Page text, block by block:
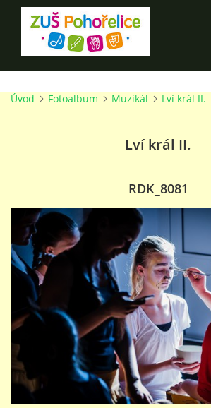
ÚVOD
100 LET ZUŠ POHOŘELICE
O ŠKOLE
PRO RODIČE
TALENTOVÉ ZKOUŠKY
STUDIJNÍ OBORY
Úvod Fotoalbum Muzikál Lví král II.
Lví král II.
RDK_8081